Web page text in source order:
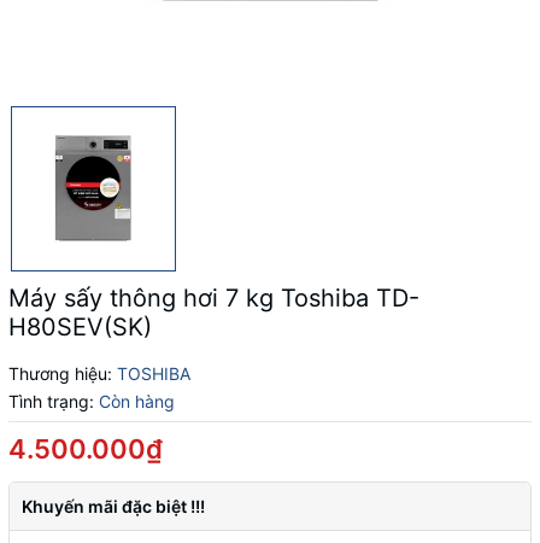
Máy sấy thông hơi 7 kg Toshiba TD-
H80SEV(SK)
Thương hiệu: TOSHIBA
Tình trạng: Còn hàng
4.500.000₫
Khuyến mãi đặc biệt !!!